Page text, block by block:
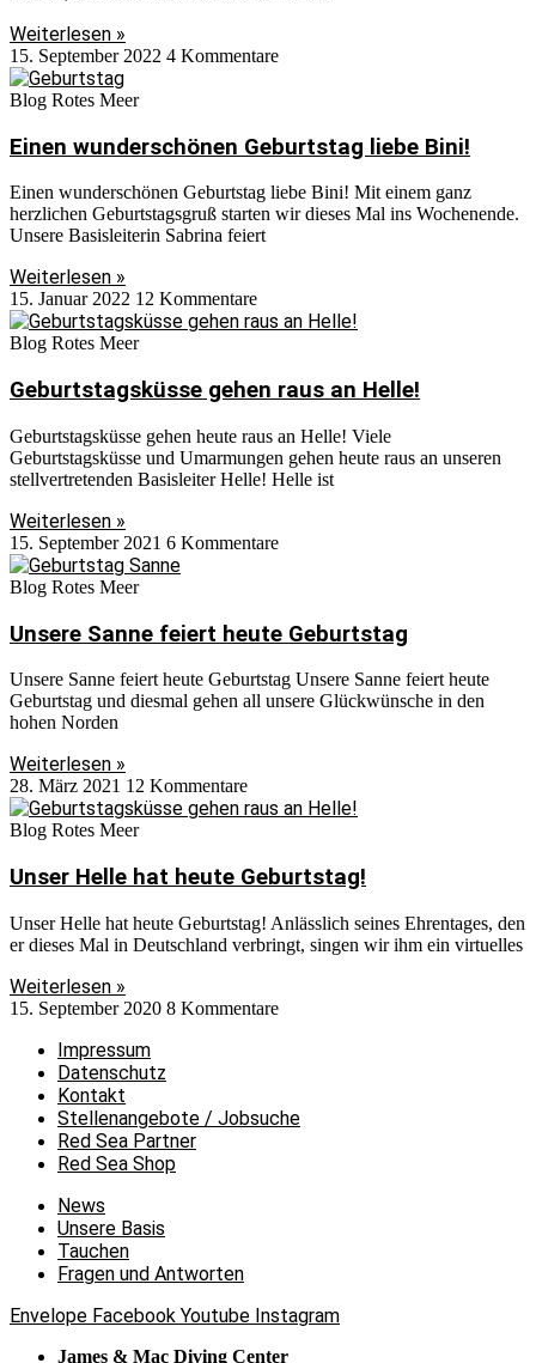
Weiterlesen »
15. September 2022 4 Kommentare
Blog Rotes Meer
Einen wunderschönen Geburtstag liebe Bini!
Einen wunderschönen Geburtstag liebe Bini! Mit einem ganz
herzlichen Geburtstagsgruß starten wir dieses Mal ins Wochenende.
Unsere Basisleiterin Sabrina feiert
Weiterlesen »
15. Januar 2022 12 Kommentare
Blog Rotes Meer
Geburtstagsküsse gehen raus an Helle!
Geburtstagsküsse gehen heute raus an Helle! Viele
Geburtstagsküsse und Umarmungen gehen heute raus an unseren
stellvertretenden Basisleiter Helle! Helle ist
Weiterlesen »
15. September 2021 6 Kommentare
Blog Rotes Meer
Unsere Sanne feiert heute Geburtstag
Unsere Sanne feiert heute Geburtstag Unsere Sanne feiert heute
Geburtstag und diesmal gehen all unsere Glückwünsche in den
hohen Norden
Weiterlesen »
28. März 2021 12 Kommentare
Blog Rotes Meer
Unser Helle hat heute Geburtstag!
Unser Helle hat heute Geburtstag! Anlässlich seines Ehrentages, den
er dieses Mal in Deutschland verbringt, singen wir ihm ein virtuelles
Weiterlesen »
15. September 2020 8 Kommentare
Impressum
Datenschutz
Kontakt
Stellenangebote / Jobsuche
Red Sea Partner
Red Sea Shop
News
Unsere Basis
Tauchen
Fragen und Antworten
Envelope Facebook Youtube Instagram
James & Mac Diving Center